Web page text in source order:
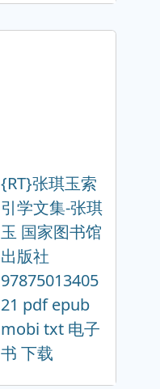
{RT}张琪玉索
引学文集-张琪
玉 国家图书馆
出版社
97875013405
21 pdf epub
mobi txt 电子
书 下载